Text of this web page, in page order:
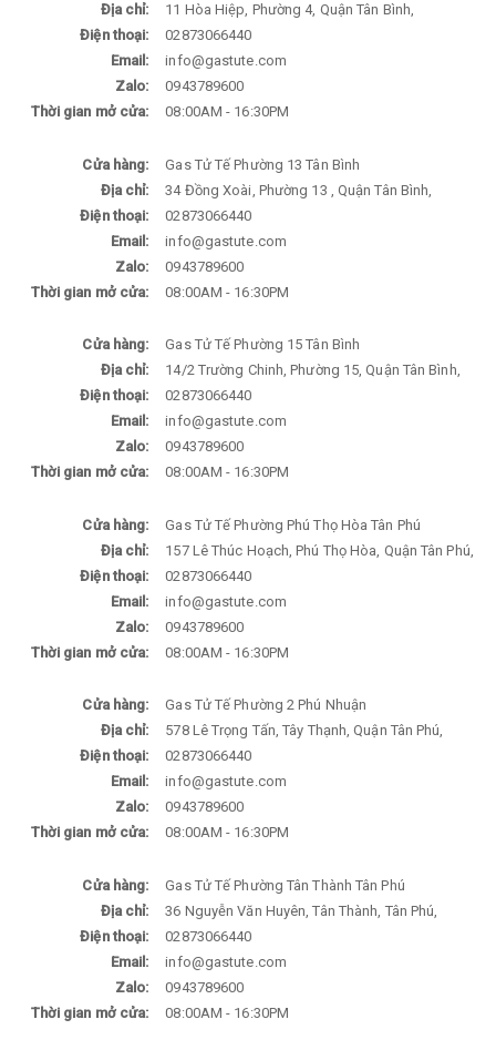
Địa chỉ:
11 Hòa Hiệp, Phường 4, Quận Tân Bình,
Điện thoại:
02873066440
Email:
info@gastute.com
Zalo:
0943789600
Thời gian mở cửa:
08:00AM - 16:30PM
Cửa hàng:
Gas Tử Tế Phường 13 Tân Bình
Địa chỉ:
34 Đồng Xoài, Phường 13 , Quận Tân Bình,
Điện thoại:
02873066440
Email:
info@gastute.com
Zalo:
0943789600
Thời gian mở cửa:
08:00AM - 16:30PM
Cửa hàng:
Gas Tử Tế Phường 15 Tân Bình
Địa chỉ:
14/2 Trường Chinh, Phường 15, Quận Tân Bình,
Điện thoại:
02873066440
Email:
info@gastute.com
Zalo:
0943789600
Thời gian mở cửa:
08:00AM - 16:30PM
Cửa hàng:
Gas Tử Tế Phường Phú Thọ Hòa Tân Phú
Địa chỉ:
157 Lê Thúc Hoạch, Phú Thọ Hòa, Quận Tân Phú,
Điện thoại:
02873066440
Email:
info@gastute.com
Zalo:
0943789600
Thời gian mở cửa:
08:00AM - 16:30PM
Cửa hàng:
Gas Tử Tế Phường 2 Phú Nhuận
Địa chỉ:
578 Lê Trọng Tấn, Tây Thạnh, Quận Tân Phú,
Điện thoại:
02873066440
Email:
info@gastute.com
Zalo:
0943789600
Thời gian mở cửa:
08:00AM - 16:30PM
Cửa hàng:
Gas Tử Tế Phường Tân Thành Tân Phú
Địa chỉ:
36 Nguyễn Văn Huyên, Tân Thành, Tân Phú,
Điện thoại:
02873066440
Email:
info@gastute.com
Zalo:
0943789600
Thời gian mở cửa:
08:00AM - 16:30PM